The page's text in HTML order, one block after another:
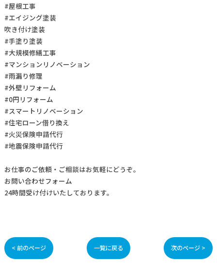
#屋根工事
#エイジング塗装
吹き付け塗装
#手塗り塗装
#大規模修繕工事
#マンションリノベーション
#雨漏り修理
#外壁リフォーム
#0円リフォーム
#スマートリノベーション
#住宅ローン借り換え
#火災保険申請代行
#地震保険申請代行
お仕事のご依頼・ご相談はお気軽にどうぞ。
お問い合わせフォーム
24時間受け付けいたしております。
< 前のページ 一覧に戻る 次のページ >